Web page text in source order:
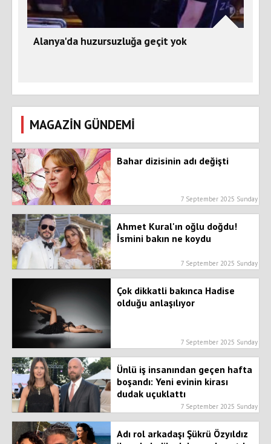
Alanya'da huzursuzluğa geçit yok
MAGAZİN GÜNDEMİ
Bahar dizisinin adı değişti
7 September 2025 Sunday
Ahmet Kural'ın oğlu doğdu!
İsmini bakın ne koydu
7 September 2025 Sunday
Çok dikkatli bakınca Hadise
olduğu anlaşılıyor
7 September 2025 Sunday
Ünlü iş insanından geçen hafta
boşandı: Yeni evinin kirası
dudak uçuklattı
7 September 2025 Sunday
Adı rol arkadaşı Şükrü Özyıldız